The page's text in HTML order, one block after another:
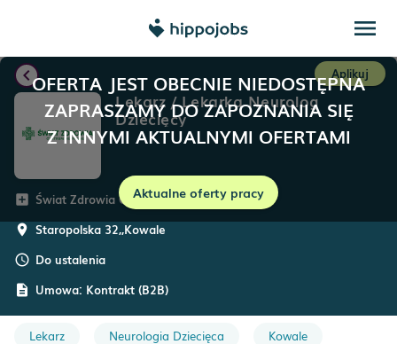
menu
OFERTA JEST OBECNIE NIEDOSTĘPNA
ZAPRASZAMY DO ZAPOZNANIA SIĘ
Z INNYMI AKTUALNYMI OFERTAMI
Aktualne oferty pracy
chevron_left Aplikuj
Lekarz / Lekarka Neurolog
Dziecięcy
add_box Świat Zdrowia Operator Medyczny
room Staropolska 32,,Kowale
schedule Do ustalenia
description Umowa: Kontrakt (B2B)
Lekarz Neurologia Dziecięca Kowale